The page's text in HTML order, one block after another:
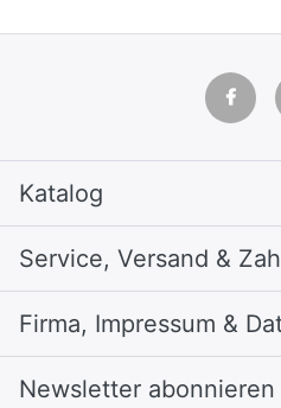
Katalog
Service, Versand &
Firma, Impressum &
Newsletter abonnieren